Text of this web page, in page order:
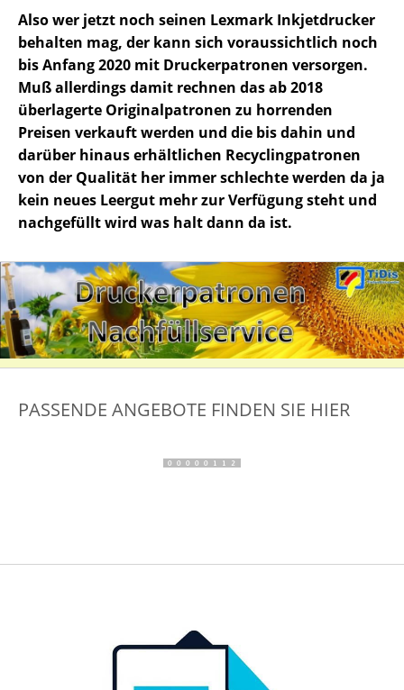
Also wer jetzt noch seinen Lexmark Inkjetdrucker
behalten mag, der kann sich voraussichtlich noch
bis Anfang 2020 mit Druckerpatronen versorgen.
Muß allerdings damit rechnen das ab 2018
überlagerte Originalpatronen zu horrenden
Preisen verkauft werden und die bis dahin und
darüber hinaus erhältlichen Recyclingpatronen
von der Qualität her immer schlechte werden da ja
kein neues Leergut mehr zur Verfügung steht und
nachgefüllt wird was halt dann da ist.
PASSENDE ANGEBOTE FINDEN SIE HIER